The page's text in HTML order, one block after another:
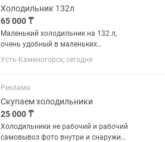
Холодильник 132л
65 000 ₸
Маленький холодильник на 132 л,
очень удобный в маленьких
помещениях, почти новый, покупали в
ноябре 25года, просто стоит в ТРЦ
Усть-Каменогорск, сегодня
Реклама
Скупаем холодильники
25 000 ₸
Холодильники не рабочий и рабочий
самовывоз фото внутри и снаружи